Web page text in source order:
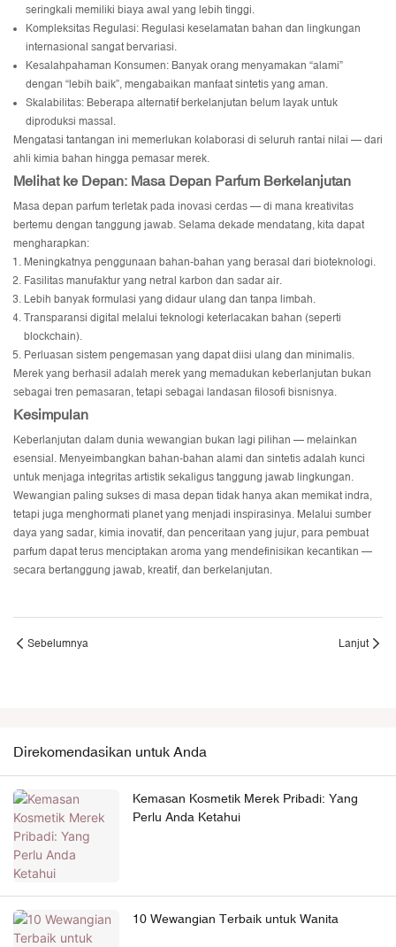
seringkali memiliki biaya awal yang lebih tinggi.
Kompleksitas Regulasi: Regulasi keselamatan bahan dan lingkungan
internasional sangat bervariasi.
Kesalahpahaman Konsumen: Banyak orang menyamakan “alami”
dengan “lebih baik”, mengabaikan manfaat sintetis yang aman.
Skalabilitas: Beberapa alternatif berkelanjutan belum layak untuk
diproduksi massal.
Mengatasi tantangan ini memerlukan kolaborasi di seluruh rantai nilai — dari
ahli kimia bahan hingga pemasar merek.
Melihat ke Depan: Masa Depan Parfum Berkelanjutan
Masa depan parfum terletak pada inovasi cerdas — di mana kreativitas
bertemu dengan tanggung jawab. Selama dekade mendatang, kita dapat
mengharapkan:
Meningkatnya penggunaan bahan-bahan yang berasal dari bioteknologi.
Fasilitas manufaktur yang netral karbon dan sadar air.
Lebih banyak formulasi yang didaur ulang dan tanpa limbah.
Transparansi digital melalui teknologi keterlacakan bahan (seperti
blockchain).
Perluasan sistem pengemasan yang dapat diisi ulang dan minimalis.
Merek yang berhasil adalah merek yang memadukan keberlanjutan bukan
sebagai tren pemasaran, tetapi sebagai landasan filosofi bisnisnya.
Kesimpulan
Keberlanjutan dalam dunia wewangian bukan lagi pilihan — melainkan
esensial. Menyeimbangkan bahan-bahan alami dan sintetis adalah kunci
untuk menjaga integritas artistik sekaligus tanggung jawab lingkungan.
Wewangian paling sukses di masa depan tidak hanya akan memikat indra,
tetapi juga menghormati planet yang menjadi inspirasinya. Melalui sumber
daya yang sadar, kimia inovatif, dan penceritaan yang jujur, para pembuat
parfum dapat terus menciptakan aroma yang mendefinisikan kecantikan —
secara bertanggung jawab, kreatif, dan berkelanjutan.
Sebelumnya Lanjut
Direkomendasikan untuk Anda
Kemasan Kosmetik Merek Pribadi: Yang
Perlu Anda Ketahui
10 Wewangian Terbaik untuk Wanita